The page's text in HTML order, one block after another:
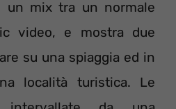
un mix tra un normale
video, e mostra due
su una spiaggia ed in
località turistica. Le